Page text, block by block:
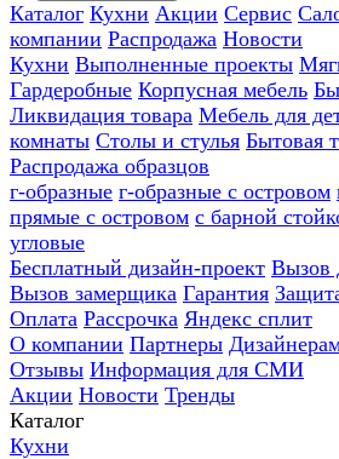
Каталог Кухни Акции Сервис
компании Распродажа Новости
Кухни Выполненные проекты
Гардеробные Корпусная мебель
Ликвидация товара Мебель для
комнаты Столы и стулья Бытовая
Распродажа образцов
г-образные г-образные с островом
прямые с островом с барной
угловые
Бесплатный дизайн-проект Вызов
Вызов замерщика Гарантия
Оплата Рассрочка Яндекс сплит
О компании Партнеры
Отзывы Информация для СМИ
Акции Новости Тренды
Каталог
Кухни